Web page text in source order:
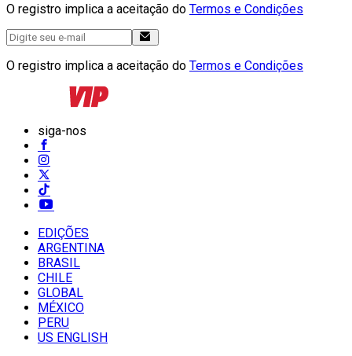
O registro implica a aceitação do Termos e Condições
O registro implica a aceitação do Termos e Condições
siga-nos
EDIÇÕES
ARGENTINA
BRASIL
CHILE
GLOBAL
MÉXICO
PERU
US ENGLISH